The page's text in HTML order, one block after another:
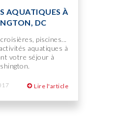
AQUATIQUES À
DC
piscines...
aquatiques à
votre séjour à
Lire l'article